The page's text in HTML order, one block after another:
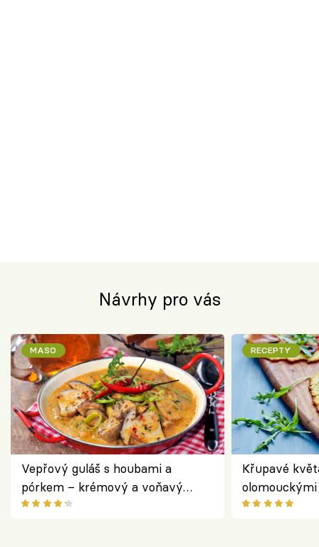
Návrhy pro vás
MASO
Vepřový guláš s houbami a
pórkem – krémový a voňavý
pokrm z jednoho hrnce
RECEPTY
Křupavé
bezlepkový